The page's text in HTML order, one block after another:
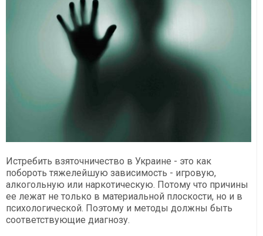
Истребить взяточничество в Украине - это как
побороть тяжелейшую зависимость - игровую,
алкогольную или наркотическую. Потому что причины
ее лежат не только в материальной плоскости, но и в
психологической. Поэтому и методы должны быть
соответствующие диагнозу.